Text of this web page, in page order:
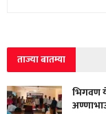
ताज्या बातम्या
भिगवण